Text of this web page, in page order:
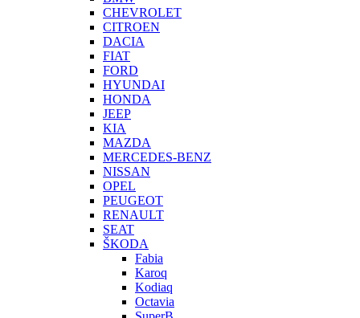
CHEVROLET
CITROEN
DACIA
FIAT
FORD
HYUNDAI
HONDA
JEEP
KIA
MAZDA
MERCEDES-BENZ
NISSAN
OPEL
PEUGEOT
RENAULT
SEAT
ŠKODA
Fabia
Karoq
Kodiaq
Octavia